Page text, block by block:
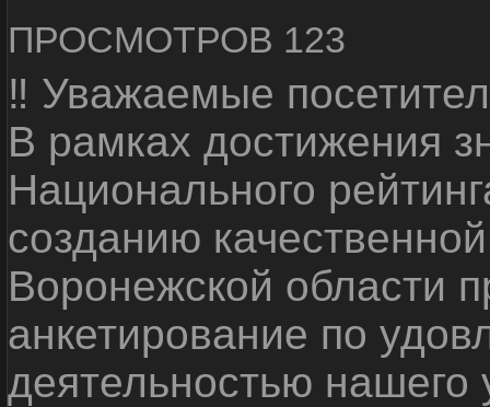
ПРОСМОТРОВ 123
‼ Уважаемые
В рамках достижения
Национального
созданию
Воронежской области
анкетирование по
деятельностью нашего